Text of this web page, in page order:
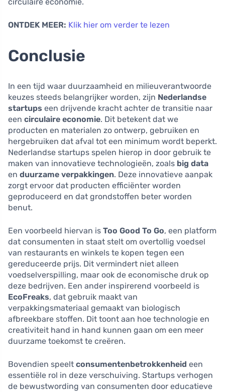
ONTDEK MEER: Klik hier om verder te lezen
Conclusie
In een tijd waar duurzaamheid en milieuverantwoorde
keuzes steeds belangrijker worden, zijn Nederlandse
startups een drijvende kracht achter de transitie naar
een circulaire economie. Dit betekent dat we
producten en materialen zo ontwerp, gebruiken en
hergebruiken dat afval tot een minimum wordt beperkt.
Nederlandse startups spelen hierop in door gebruik te
maken van innovatieve technologieën, zoals big data
en duurzame verpakkingen. Deze innovatieve aanpak
zorgt ervoor dat producten efficiënter worden
geproduceerd en dat grondstoffen beter worden
benut.
Een voorbeeld hiervan is Too Good To Go, een platform
dat consumenten in staat stelt om overtollig voedsel
van restaurants en winkels te kopen tegen een
gereduceerde prijs. Dit vermindert niet alleen
voedselverspilling, maar ook de economische druk op
deze bedrijven. Een ander inspirerend voorbeeld is
EcoFreaks, dat gebruik maakt van
verpakkingsmateriaal gemaakt van biologisch
afbreekbare stoffen. Dit toont aan hoe technologie en
creativiteit hand in hand kunnen gaan om een meer
duurzame toekomst te creëren.
Bovendien speelt consumentenbetrokkenheid een
essentiële rol in deze verschuiving. Startups verhogen
de bewustwording van consumenten door educatieve